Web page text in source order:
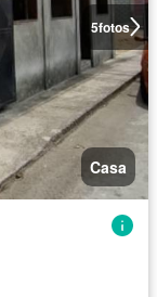
5fotos
Casa